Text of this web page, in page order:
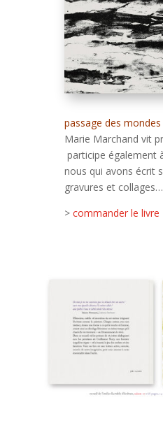
passage des mondes
Marie Marchand vit
participe également
nous qui avons écrit
gravures et
> commander le livre